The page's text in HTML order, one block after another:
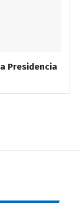
Presidencia